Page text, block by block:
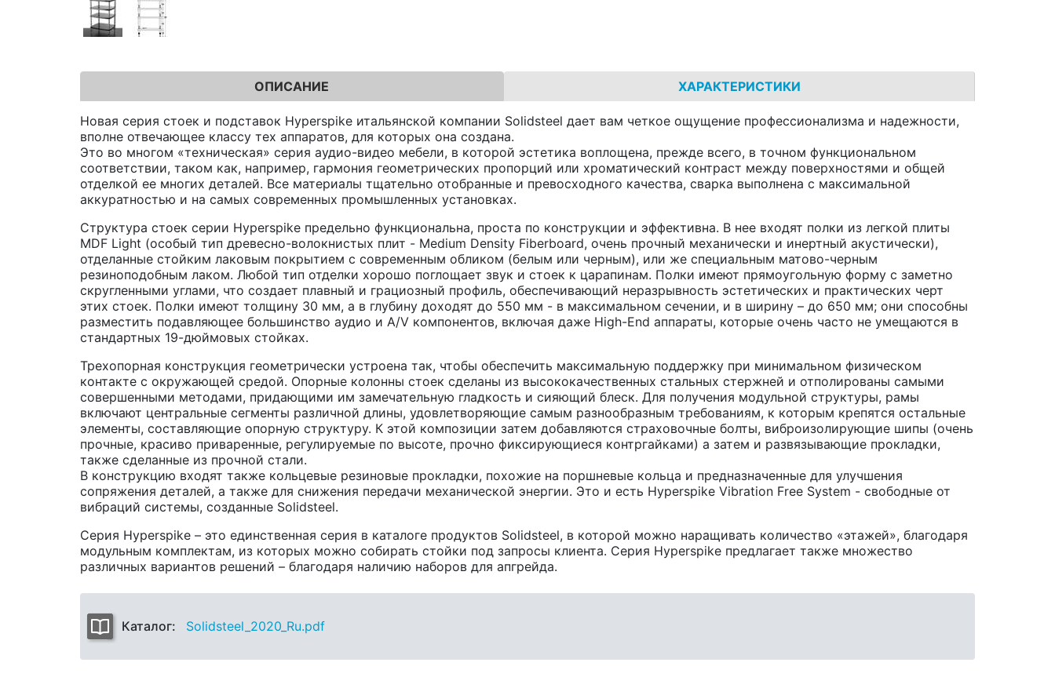
ОПИСАНИЕ ХАРАКТЕРИСТИКИ
Новая серия стоек и подставок Hyperspike итальянской компании Solidsteel дает вам четкое ощущение профессионализма и надежности,
вполне отвечающее классу тех аппаратов, для которых она создана.
Это во многом «техническая» серия аудио-видео мебели, в которой эстетика воплощена, прежде всего, в точном функциональном
соответствии, таком как, например, гармония геометрических пропорций или хроматический контраст между поверхностями и общей
отделкой ее многих деталей. Все материалы тщательно отобранные и превосходного качества, сварка выполнена с максимальной
аккуратностью и на самых современных промышленных установках.
Структура стоек серии Hyperspike предельно функциональна, проста по конструкции и эффективна. В нее входят полки из легкой плиты
MDF Light (особый тип древесно-волокнистых плит - Medium Density Fiberboard, очень прочный механически и инертный акустически),
отделанные стойким лаковым покрытием с современным обликом (белым или черным), или же специальным матово-черным
резиноподобным лаком. Любой тип отделки хорошо поглощает звук и стоек к царапинам. Полки имеют прямоугольную форму с заметно
скругленными углами, что создает плавный и грациозный профиль, обеспечивающий неразрывность эстетических и практических черт
этих стоек. Полки имеют толщину 30 мм, а в глубину доходят до 550 мм - в максимальном сечении, и в ширину – до 650 мм; они способны
разместить подавляющее большинство аудио и A/V компонентов, включая даже High-End аппараты, которые очень часто не умещаются в
стандартных 19-дюймовых стойках.
Трехопорная конструкция геометрически устроена так, чтобы обеспечить максимальную поддержку при минимальном физическом
контакте с окружающей средой. Опорные колонны стоек сделаны из высококачественных стальных стержней и отполированы самыми
совершенными методами, придающими им замечательную гладкость и сияющий блеск. Для получения модульной структуры, рамы
включают центральные сегменты различной длины, удовлетворяющие самым разнообразным требованиям, к которым крепятся остальные
элементы, составляющие опорную структуру. К этой композиции затем добавляются страховочные болты, виброизолирующие шипы (очень
прочные, красиво приваренные, регулируемые по высоте, прочно фиксирующиеся контргайками) а затем и развязывающие прокладки,
также сделанные из прочной стали.
В конструкцию входят также кольцевые резиновые прокладки, похожие на поршневые кольца и предназначенные для улучшения
сопряжения деталей, а также для снижения передачи механической энергии. Это и есть Hyperspike Vibration Free System - свободные от
вибраций системы, созданные Solidsteel.
Серия Hyperspike – это единственная серия в каталоге продуктов Solidsteel, в которой можно наращивать количество «этажей», благодаря
модульным комплектам, из которых можно собирать стойки под запросы клиента. Серия Hyperspike предлагает также множество
различных вариантов решений – благодаря наличию наборов для апгрейда.
Каталог: Solidsteel_2020_Ru.pdf